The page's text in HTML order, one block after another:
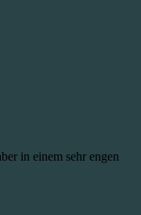
in einem sehr engen